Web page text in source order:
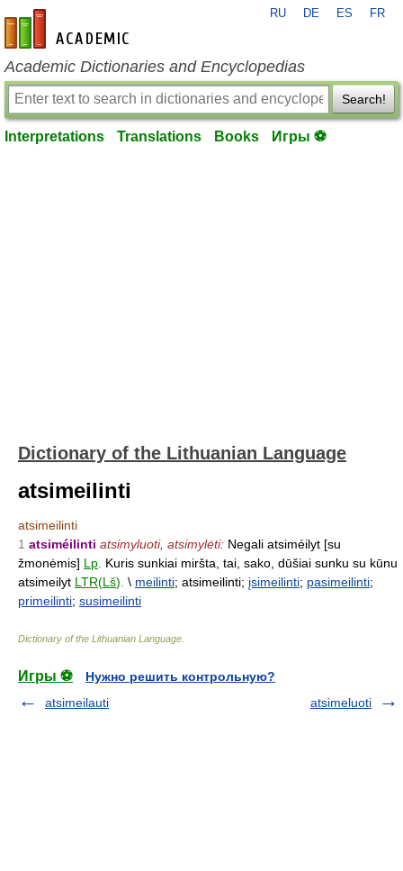
en-academic.com
RU DE ES FR
Academic Dictionaries and Encyclopedias
Search!
Interpretations Translations Books Игры ⚽
Dictionary of the Lithuanian Language
atsimeilinti
atsimeilinti
1 atsiméilinti atsimyluoti, atsimylėti: Negali atsiméilyt [su
žmonėmis] Lp Kuris sunkiai miršta, tai, sako, dūšiai sunku su kūnu
atsimeilyt LTR(Lš). \ meilinti; atsimeilinti; įsimeilinti; pasimeilinti;
primeilinti; susimeilinti
Dictionary of the Lithuanian Language
Игры ⚽
Нужно решить контрольную?
atsimeilauti
atsimeluoti